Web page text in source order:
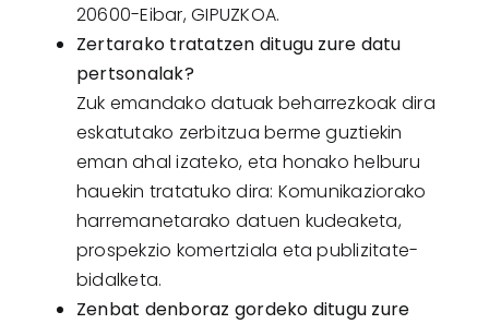
20600-Eibar, GIPUZKOA.
Zertarako tratatzen ditugu zure datu
pertsonalak?
Zuk emandako datuak beharrezkoak dira
eskatutako zerbitzua berme guztiekin
eman ahal izateko, eta honako helburu
hauekin tratatuko dira: Komunikaziorako
harremanetarako datuen kudeaketa,
prospekzio komertziala eta publizitate-
bidalketa.
Zenbat denboraz gordeko ditugu zure